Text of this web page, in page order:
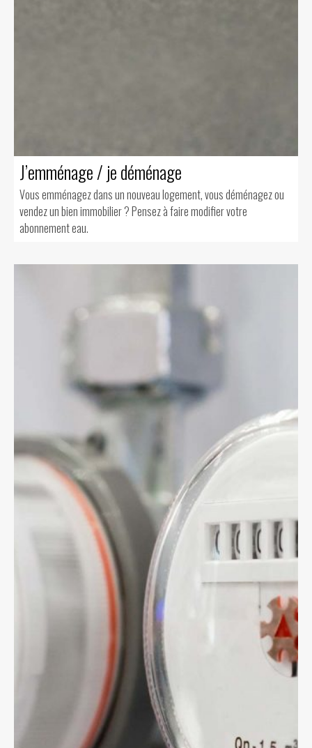
J’emménage / je déménage
Vous emménagez dans un nouveau logement, vous déménagez ou
vendez un bien immobilier ? Pensez à faire modifier votre
abonnement eau.